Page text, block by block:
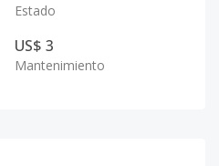
Estado
US$ 3
Mantenimiento